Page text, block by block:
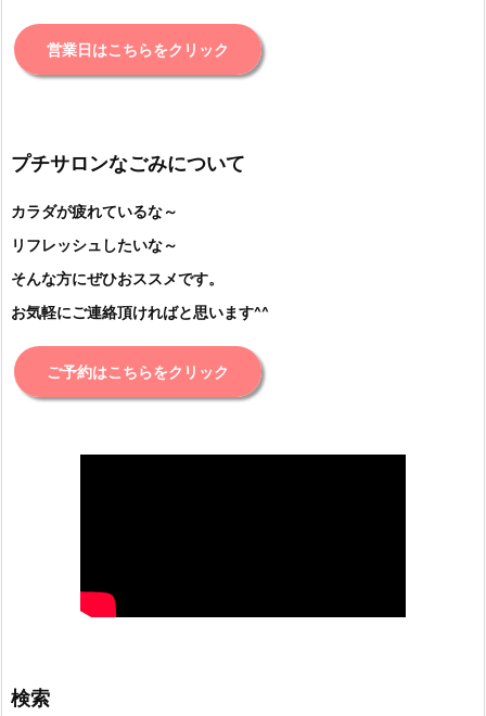
営業日はこちらをクリック
プチサロンなごみについて
カラダが疲れているな～
リフレッシュしたいな～
そんな方にぜひおススメです。
お気軽にご連絡頂ければと思います^^
ご予約はこちらをクリック
検索